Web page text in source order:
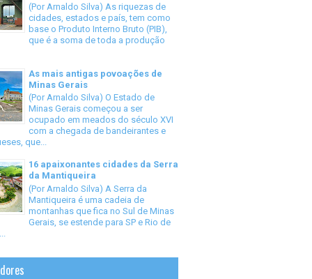
(Por Arnaldo Silva) As riquezas de
cidades, estados e país, tem como
base o Produto Interno Bruto (PIB),
que é a soma de toda a produção
As mais antigas povoações de
Minas Gerais
(Por Arnaldo Silva) O Estado de
Minas Gerais começou a ser
ocupado em meados do século XVI
com a chegada de bandeirantes e
que...
16 apaixonantes cidades da Serra
da Mantiqueira
(Por Arnaldo Silva) A Serra da
Mantiqueira é uma cadeia de
montanhas que fica no Sul de Minas
Gerais, se estende para SP e Rio de